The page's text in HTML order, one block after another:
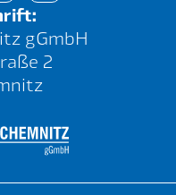
gGmbH
2